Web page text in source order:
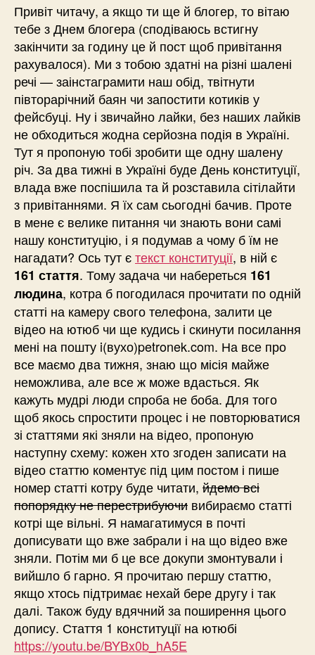
Привіт читачу, а якщо ти ще й блогер, то вітаю
тебе з Днем блогера (сподіваюсь встигну
закінчити за годину це й пост щоб привітання
рахувалося). Ми з тобою здатні на різні шалені
речі — заінстаграмити наш обід, твітнути
півторарічний баян чи запостити котиків у
фейсбуці. Ну і звичайно лайки, без наших лайків
не обходиться жодна серйозна подія в Україні.
Тут я пропоную тобі зробити ще одну шалену
річ. За два тижні в Україні буде День конституції,
влада вже поспішила та й розставила сітілайти
з привітаннями. Я їх сам сьогодні бачив. Проте
в мене є велике питання чи знають вони самі
нашу конституцію, і я подумав а чому б їм не
нагадати? Ось тут єтекст конституції, в ній є
161 стаття. Тому задача чи набереться 161
людина, котра б погодилася прочитати по одній
статті на камеру свого телефона, залити це
відео на ютюб чи ще кудись і скинути посилання
мені на пошту i(вухо)petronek.com. На все про
все маємо два тижня, знаю що місія майже
неможлива, але все ж може вдасться. Як
кажуть мудрі люди спроба не боба. Для того
щоб якось спростити процес і не повторюватися
зі статтями які зняли на відео, пропоную
наступну схему: кожен хто згоден записати на
відео статтю коментує під цим постом і пише
номер статті котру буде читати, йдемо всі
попорядку не перестрибуючи вибираємо статті
котрі ще вільні. Я намагатимуся в почті
дописувати що вже забрали і на що відео вже
зняли. Потім ми б це все докупи змонтували і
вийшло б гарно. Я прочитаю першу статтю,
якщо хтось підтримає нехай бере другу і так
далі. Також буду вдячний за поширення цього
допису. Стаття 1 конституції на ютюбі
https://youtu.be/BYBx0b_hA5E